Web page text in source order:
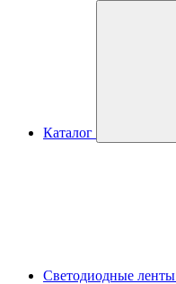
Каталог
Светодиодные ленты